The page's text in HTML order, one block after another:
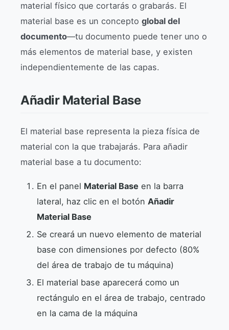
material físico que cortarás o grabarás. El
material base es un concepto global del
documento—tu documento puede tener uno o
más elementos de material base, y existen
independientemente de las capas.
Añadir Material Base
El material base representa la pieza física de
material con la que trabajarás. Para añadir
material base a tu documento:
En el panel Material Base en la barra
lateral, haz clic en el botón Añadir
Material Base
Se creará un nuevo elemento de material
base con dimensiones por defecto (80%
del área de trabajo de tu máquina)
El material base aparecerá como un
rectángulo en el área de trabajo, centrado
en la cama de la máquina